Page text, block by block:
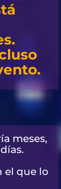
meses,
el que lo